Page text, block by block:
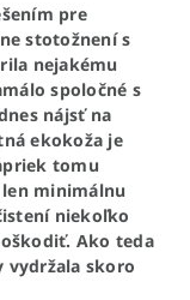
pre
stotožnení s
nejakému
spoločné s
nájsť na
ekokoža je
tomu
minimálnu
niekoľko
Ako teda
vydržala skoro